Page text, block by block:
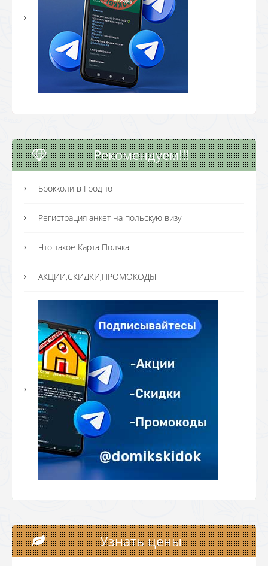
Рекомендуем!!!
Брокколи в Гродно
Регистрация анкет на польскую визу
Что такое Карта Поляка
АКЦИИ,СКИДКИ,ПРОМОКОДЫ
Узнать цены